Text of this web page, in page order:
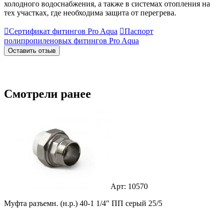
холодного водоснабжения, а также в системах отопления на
тех участках, где необходима защита от перегрева.
Сертификат фитингов Pro Aqua Паспорт
полипропиленовых фитингов Pro Aqua
Оставить отзыв
Смотрели ранее
Арт: 10570
Муфта разъемн. (н.р.) 40-1 1/4" ПП серый 25/5